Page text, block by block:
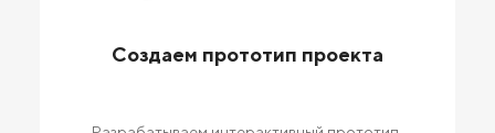
Создаем прототип проекта